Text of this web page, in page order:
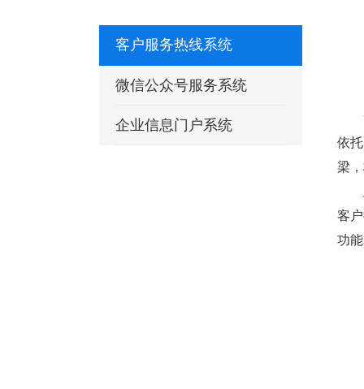
客户服务热线系统
微信公众号服务系统
企业信息门户系统
依
梁
客
功